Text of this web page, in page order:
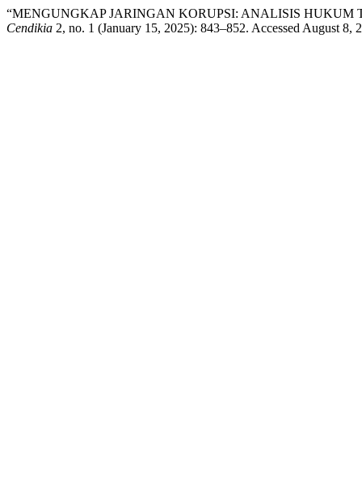
“MENGUNGKAP JARINGAN KORUPSI: ANALISIS HUKUM
Cendikia 2, no. 1 (January 15, 2025): 843–852. Accessed August 8,